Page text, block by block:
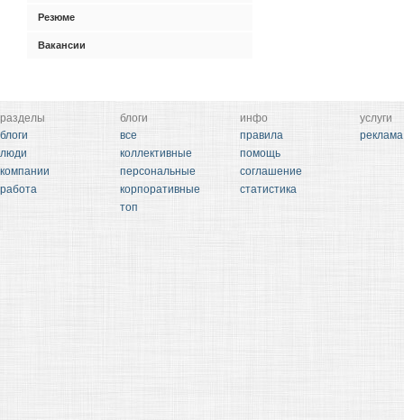
Резюме
Вакансии
разделы
блоги
люди
компании
работа
блоги
все
коллективные
персональные
корпоративные
топ
инфо
правила
помощь
соглашение
статистика
услуги
реклама